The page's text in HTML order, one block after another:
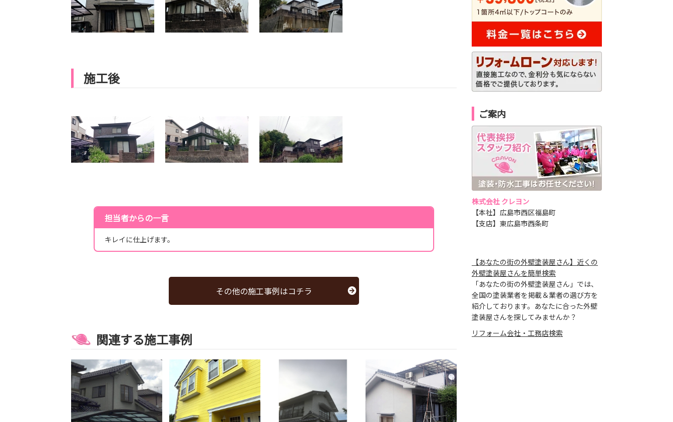
施工後
担当者からの一言
キレイに仕上げます。
その他の施工事例はコチラ
関連する施工事例
ご案内
株式会社 クレヨン
【本社】広島市西区福島町
【支店】東広島市西条町
【あなたの街の外壁塗装屋さん】近くの
外壁塗装屋さんを簡単検索
「あなたの街の外壁塗装屋さん」では、
全国の塗装業者を掲載＆業者の選び方を
紹介しております。あなたに合った外壁
塗装屋さんを探してみませんか？
リフォーム会社・工務店検索